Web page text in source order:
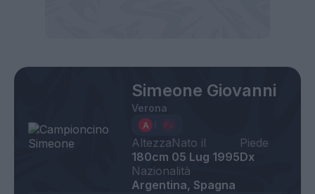
Simeone Giovanni
Verona
Altezza
180cm
Nato il
05 Lug 1995
Piede
Dx
Nazionalità
Argentina, Spagna